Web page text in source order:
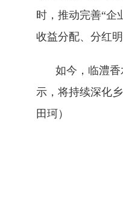
时，推动完善“企
收益分配、分红
如今，临澧
示，将持续深化
田珂）